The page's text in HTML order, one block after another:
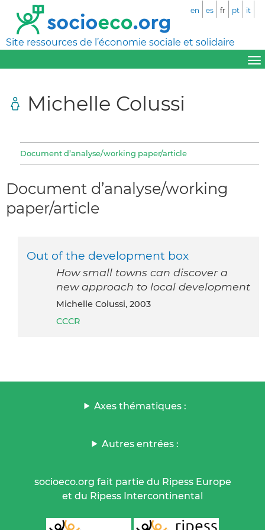
Site ressources de l’économie sociale et solidaire
en es fr pt it
Michelle Colussi
Document d’analyse/working paper/article
Document d’analyse/working
paper/article
Out of the development box
How small towns can discover a
new approach to local development
Michelle Colussi, 2003
CCCR
Axes thématiques :
Autres entrées :
socioeco.org fait partie du Ripess Europe
et du Ripess Intercontinental